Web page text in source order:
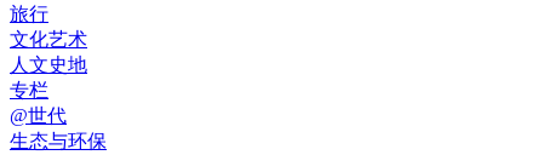
旅行
文化艺术
人文史地
专栏
@世代
生态与环保